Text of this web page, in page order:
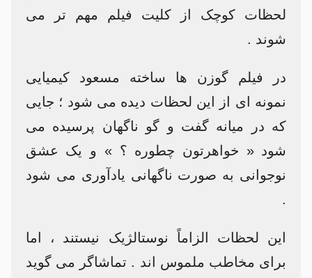
لحظات کوچک از کلیت فیلم مهم تر می
شوند .
در فیلم گوزن ها ساخته مسعود کیمیایی
نمونه ای از این لحظات دیده می شود ؛ جایی
که در میانه گفت و گو ناگهان پرسیده می
شود « خواهرتون چطوره ؟ » و یک عشق
نوجوانی به صورت ناگهانی یادآوری می شود
.
این لحظات الزاماً نوستالژیک نیستند ، اما
برای مخاطب ملموس اند . تماشاگر می گوید